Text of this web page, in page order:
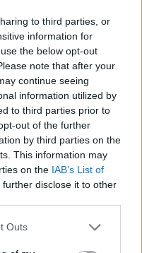
to third parties, or
information for
the below opt-out
note that after your
continue seeing
information utilized by
to third parties prior to
out of the further
by third parties on the
This information may
on the IAB’s List of
further disclose it to other
Outs
Válasz erre
tarja a szintet 45 frt fölött
Válasz erre